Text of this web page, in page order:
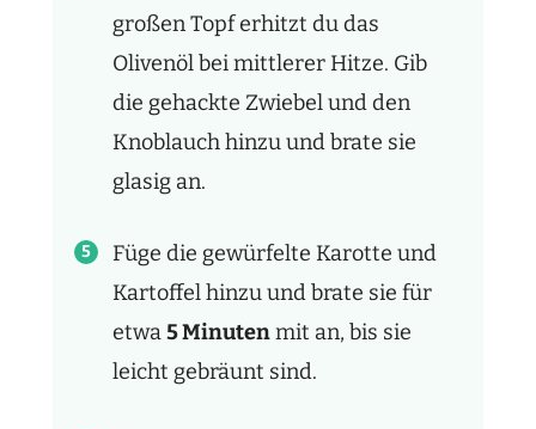
großen Topf erhitzt du das
Olivenöl bei mittlerer Hitze. Gib
die gehackte Zwiebel und den
Knoblauch hinzu und brate sie
glasig an.
Füge die gewürfelte Karotte und
Kartoffel hinzu und brate sie für
etwa5 Minutenmit an, bis sie
leicht gebräunt sind.